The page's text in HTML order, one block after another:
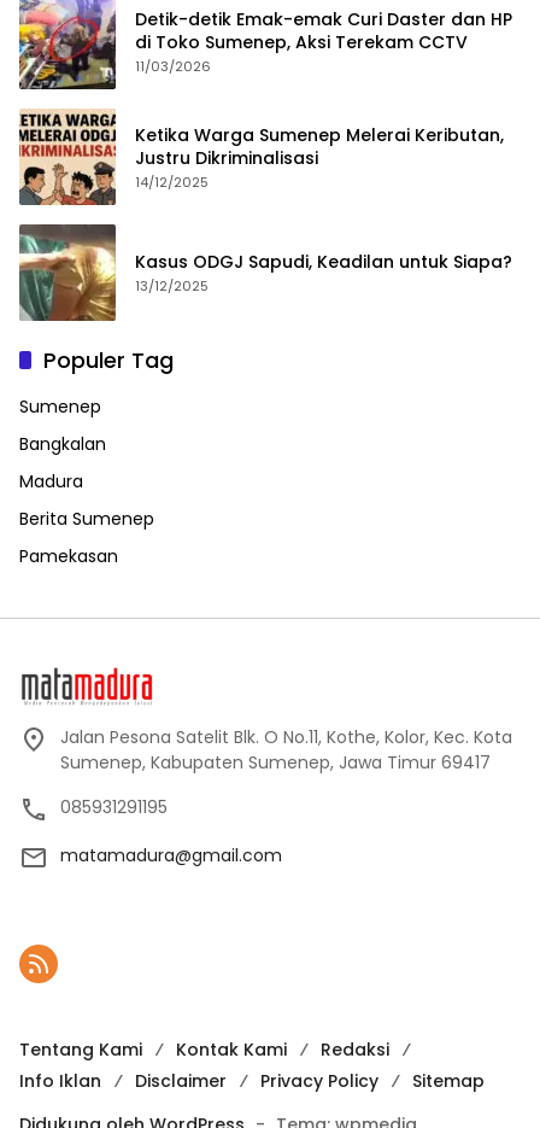
Detik-detik Emak-emak Curi Daster dan HP
di Toko Sumenep, Aksi Terekam CCTV
11/03/2026
Ketika Warga Sumenep Melerai Keributan,
Justru Dikriminalisasi
14/12/2025
Kasus ODGJ Sapudi, Keadilan untuk Siapa?
13/12/2025
Populer Tag
Sumenep
Bangkalan
Madura
Berita Sumenep
Pamekasan
Jalan Pesona Satelit Blk. O No.11, Kothe, Kolor, Kec. Kota
Sumenep, Kabupaten Sumenep, Jawa Timur 69417
085931291195
matamadura@gmail.com
Tentang Kami Kontak Kami
Redaksi
Info Iklan
Disclaimer Privacy Policy
Sitemap